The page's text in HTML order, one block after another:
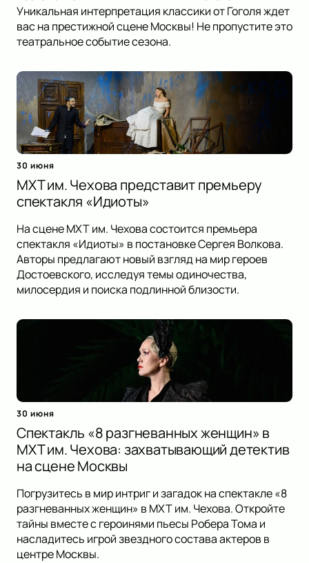
Уникальная интерпретация классики от Гоголя ждет
вас на престижной сцене Москвы! Не пропустите это
театральное событие сезона.
30 июня
МХТ им. Чехова представит премьеру
спектакля «Идиоты»
На сцене МХТ им. Чехова состоится премьера
спектакля «Идиоты» в постановке Сергея Волкова.
Авторы предлагают новый взгляд на мир героев
Достоевского, исследуя темы одиночества,
милосердия и поиска подлинной близости.
30 июня
Спектакль «8 разгневанных женщин» в
МХТ им. Чехова: захватывающий детектив
на сцене Москвы
Погрузитесь в мир интриг и загадок на спектакле «8
разгневанных женщин» в МХТ им. Чехова. Откройте
тайны вместе с героинями пьесы Робера Тома и
насладитесь игрой звездного состава актеров в
центре Москвы.